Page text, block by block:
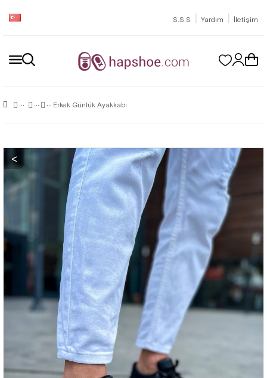
S.S.S | Yardım | İletişim
Erkek Günlük Ayakkabı